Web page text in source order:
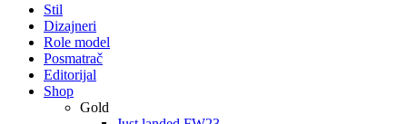
Stil
Dizajneri
Role model
Posmatrač
Editorijal
Shop
Gold